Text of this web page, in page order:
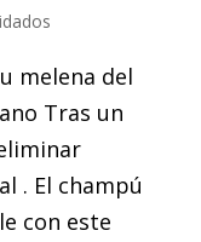
melena del
Tras un
. El champú
con este